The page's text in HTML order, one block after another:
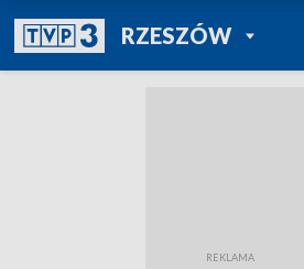
RZESZÓWPOWRÓT DO
TVP REGIONY